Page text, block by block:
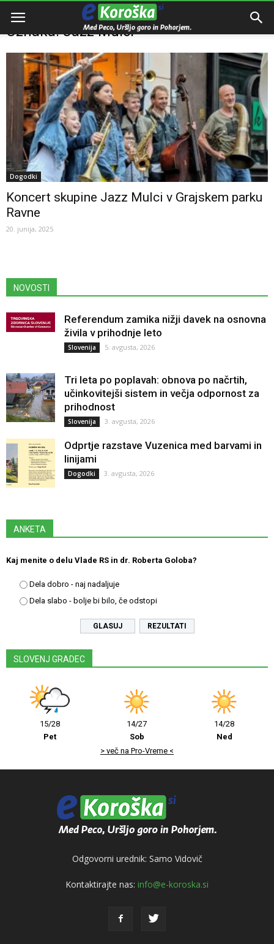
Domov Jazz Mulci
Oznaka: Jazz Mulci
Dogodki
Koncert skupine Jazz Mulci v Grajskem parku
Ravne
20. junija, 2025
NOVOSTI
Referendum zamika nižji davek na osnovna
živila v prihodnje leto
Slovenija 5. avgusta, 2026
Tri leta po poplavah: obnova po načrtih,
učinkovitejši sistem in večja odpornost za
prihodnost
Slovenija 3. avgusta, 2026
Odprtje razstave Vuzenica med barvami in
linijami
Dogodki 3. avgusta, 2026
ANKETA
Kaj menite o delu Vlade RS in dr. Roberta Goloba?
Dela dobro - naj nadaljuje
Dela slabo - bolje bi bilo, če odstopi
REZULTATI
SLOVENJ GRADEC
15/28
Pet
14/27
Sob
14/28
Ned
> več na Pro-Vreme <
Odgovorni urednik: Samo Vidovič
Kontaktirajte nas: info@e-koroska.si